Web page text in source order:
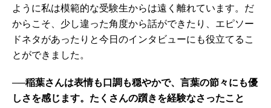
ように私は模範的な受験生からは遠く離れています。だ
からこそ、少し違った角度から話ができたり、エピソー
ドネタがあったりと今日のインタビューにも役立てるこ
とができました。
──稲葉さんは表情も口調も穏やかで、言葉の節々にも優
しさを感じます。たくさんの躓きを経験なさったこと